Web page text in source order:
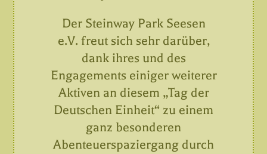
Der Steinway Park Seesen
e.V. freut sich sehr darüber,
dank ihres und des
Engagements einiger weiterer
Aktiven an diesem „Tag der
Deutschen Einheit“ zu einem
ganz besonderen
Abenteuerspaziergang durch